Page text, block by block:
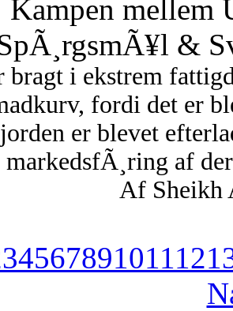
Kampen mellem
&
bragt i ekstrem
fordi det er
er blevet
markedsfÃ¸ring af
Af Sheikh
3456789101112